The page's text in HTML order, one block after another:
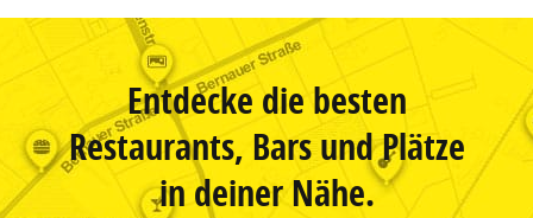
Entdecke die besten
Restaurants, Bars und Plätze
in deiner Nähe.